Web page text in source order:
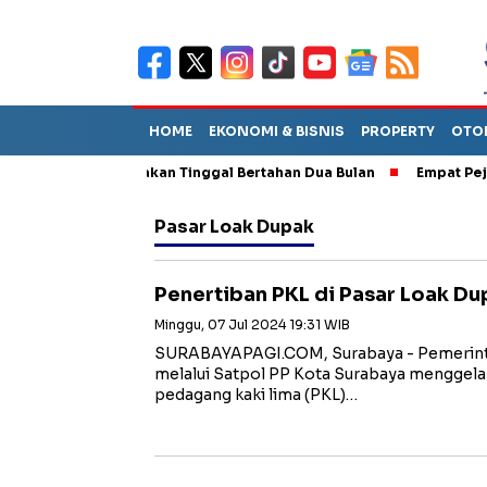
HOME EKONOMI & BISNIS PROPERTY
TPA Diperkirakan Tinggal Bertahan Dua Bulan Empat Pejabat
Pasar Loak Dupak
Penertiban PKL di Pasar Loak
Minggu, 07 Jul 2024 19:31 WIB
SURABAYAPAGI.COM, Surabaya -
melalui Satpol PP Kota Surabaya
pedagang kaki lima (PKL)…